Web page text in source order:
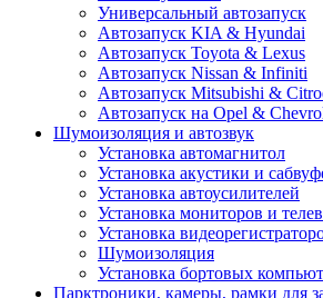
Универсальный автозапуск
Автозапуск KIA & Hyundai
Автозапуск Toyota & Lexus
Автозапуск Nissan & Infiniti
Автозапуск Mitsubishi &
Автозапуск на Opel &
Шумоизоляция и автозвук
Установка автомагнитол
Установка акустики и
Установка автоусилителей
Установка мониторов и
Установка
Шумоизоляция
Установка бортовых
Парктроники, камеры, рамки для